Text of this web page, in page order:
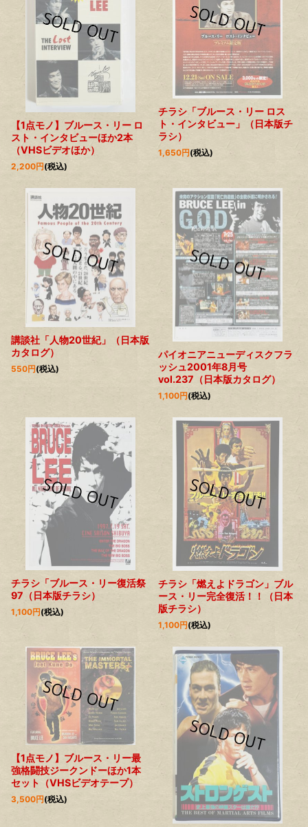
【1点モノ】ブルース・リー ロ
スト・インタビューほか2本
（VHSビデオほか）
2,200円(税込)
チラシ「ブルース・リー ロス
ト・インタビュー」（日本版チ
ラシ）
1,650円(税込)
講談社「人物20世紀」（日本版
カタログ）
550円(税込)
パイオニアニューディスクフラ
ッシュ2001年8月号
vol.237（日本版カタログ）
1,100円(税込)
チラシ「ブルース・リー復活祭
97（日本版チラシ）
1,100円(税込)
チラシ「燃えよドラゴン」ブル
ース・リー完全復活！！（日本
版チラシ）
1,100円(税込)
【1点モノ】ブルース・リー最
強格闘技ジークンドーほか1本
セット（VHSビデオテープ）
3,500円(税込)